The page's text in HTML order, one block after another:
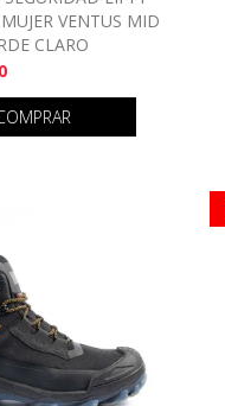
VENTUS MID
CLARO